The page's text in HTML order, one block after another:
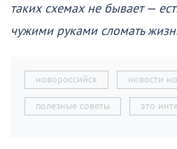
таких схемах не бывает —
чужими руками сломать
новороссийск новости
полезные советы это